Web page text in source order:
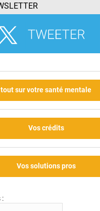
tout sur votre santé mentale
Vos crédits
Vos solutions pros
: